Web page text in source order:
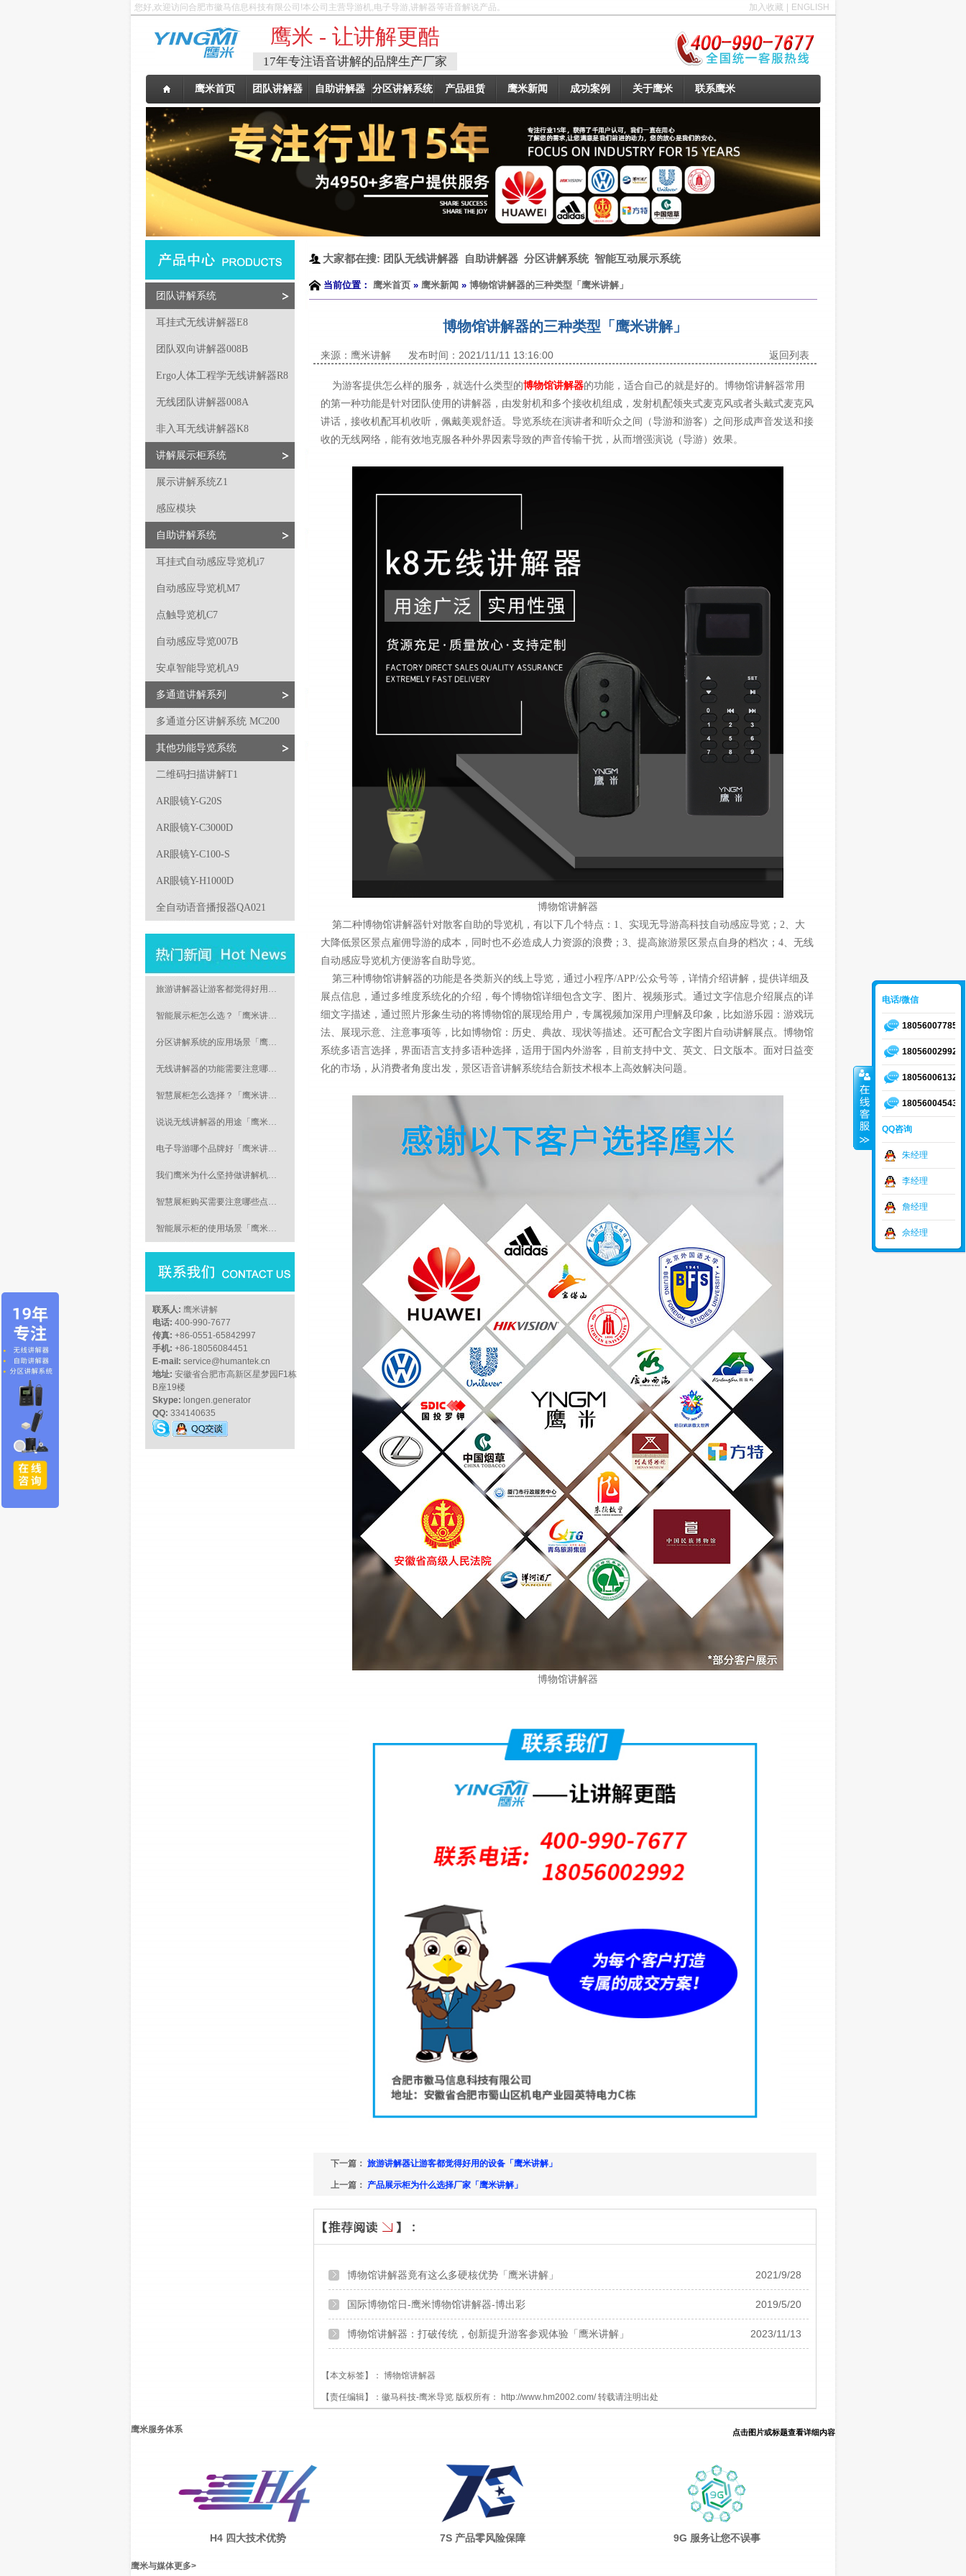
电话/微信
18056007785
18056002992
18056006132
18056004543
QQ咨询
朱经理
李经理
詹经理
佘经理
加入收藏 ENGLISH
您好,欢迎访问合肥市徽马信息科技有限公司!本公司主营导游机,电子导游,讲解器等语音解说产品。
鹰米 - 让讲解更酷
17年专注语音讲解的品牌生产厂家
鹰米首页 团队讲解器 自助讲解器 分区讲解系统 产品租赁 鹰米新闻 成功案例 关于鹰米 联系鹰米
团队讲解系统
耳挂式无线讲解器E8
团队双向讲解器008B
Ergo人体工程学无线讲解器R8
无线团队讲解器008A
非入耳无线讲解器K8
讲解展示柜系统
展示讲解系统Z1
感应模块
自助讲解系统
耳挂式自动感应导览机i7
自动感应导览机M7
点触导览机C7
自动感应导览007B
安卓智能导览机A9
多通道讲解系列
多通道分区讲解系统 MC200
其他功能导览系统
二维码扫描讲解T1
AR眼镜Y-G20S
AR眼镜Y-C3000D
AR眼镜Y-C100-S
AR眼镜Y-H1000D
全自动语音播报器QA021
旅游讲解器让游客都觉得好用…
智能展示柜怎么选？「鹰米讲…
分区讲解系统的应用场景「鹰…
无线讲解器的功能需要注意哪…
智慧展柜怎么选择？「鹰米讲…
说说无线讲解器的用途「鹰米…
电子导游哪个品牌好「鹰米讲…
我们鹰米为什么坚持做讲解机…
智慧展柜购买需要注意哪些点…
智能展示柜的使用场景「鹰米…
联系人: 鹰米讲解
电话: 400-990-7677
传真: +86-0551-65842997
手机: +86-18056084451
E-mail: service@humantek.cn
地址: 安徽省合肥市高新区星梦园F1栋
B座19楼
Skype: longen.generator
QQ: 334140635
大家都在搜: 团队无线讲解器 自助讲解器 分区讲解系统 智能互动展示系统
当前位置： 鹰米首页 » 鹰米新闻 » 博物馆讲解器的三种类型「鹰米讲解」
博物馆讲解器的三种类型「鹰米讲解」
来源：鹰米讲解 发布时间：2021/11/11 13:16:00 返回列表
为游客提供怎么样的服务，就选什么类型的博物馆讲解器的功能，适合自己的就是好的。博物馆讲解器常用
的第一种功能是针对团队使用的讲解器，由发射机和多个接收机组成，发射机配领夹式麦克风或者头戴式麦克风
讲话，接收机配耳机收听，佩戴美观舒适。导览系统在演讲者和听众之间（导游和游客）之间形成声音发送和接
收的无线网络，能有效地克服各种外界因素导致的声音传输干扰，从而增强演说（导游）效果。
博物馆讲解器
第二种博物馆讲解器针对散客自助的导览机，有以下几个特点：1、实现无导游高科技自动感应导览；2、大
大降低景区景点雇佣导游的成本，同时也不必造成人力资源的浪费；3、提高旅游景区景点自身的档次；4、无线
自动感应导览机方便游客自助导览。
第三种博物馆讲解器的功能是各类新兴的线上导览，通过小程序/APP/公众号等，详情介绍讲解，提供详细及
展点信息，通过多维度系统化的介绍，每个博物馆详细包含文字、图片、视频形式。通过文字信息介绍展点的详
细文字描述，通过照片形象生动的将博物馆的展现给用户，专属视频加深用户理解及印象，比如游乐园：游戏玩
法、展现示意、注意事项等，比如博物馆：历史、典故、现状等描述。还可配合文字图片自动讲解展点。博物馆
系统多语言选择，界面语言支持多语种选择，适用于国内外游客，目前支持中文、英文、日文版本。面对日益变
化的市场，从消费者角度出发，景区语音讲解系统结合新技术根本上高效解决问题。
博物馆讲解器
下一篇： 旅游讲解器让游客都觉得好用的设备「鹰米讲解」
上一篇： 产品展示柜为什么选择厂家「鹰米讲解」
2021/9/28
博物馆讲解器竟有这么多硬核优势「鹰米讲解」
2019/5/20
国际博物馆日-鹰米博物馆讲解器-博出彩
2023/11/13
博物馆讲解器：打破传统，创新提升游客参观体验「鹰米讲解」
【本文标签】： 博物馆讲解器
【责任编辑】： 徽马科技-鹰米导览 版权所有： http://www.hm2002.com/转载请注明出处
鹰米服务体系 点击图片或标题查看详细内容
H4 四大技术优势 7S 产品零风险保障 9G 服务让您不误事
鹰米与媒体更多>